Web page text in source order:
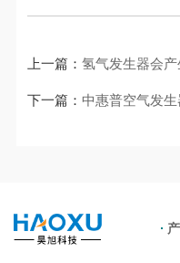
上一篇：氢气发生器会
下一篇：中惠普空气发生器